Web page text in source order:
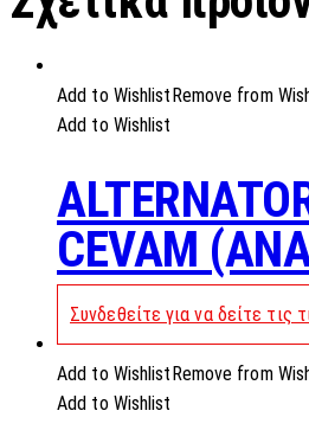
Add to Wishlist Remove from
Add to Wishlist
CEVAM
Συνδεθείτε για να δείτε τις
Add to Wishlist Remove from
Add to Wishlist